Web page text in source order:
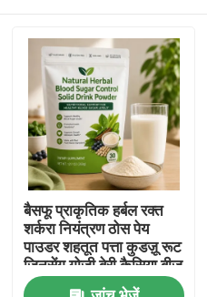
बैसफू प्राकृतिक हर्बल रक्त
शर्करा नियंत्रण ठोस पेय
पाउडर शहतूत पत्ता कुडज़ू रूट
जिनसेंग गोजी बेरी कैसिया बीज
स्वस्थ ग्लूकोज समर्थन के लिए